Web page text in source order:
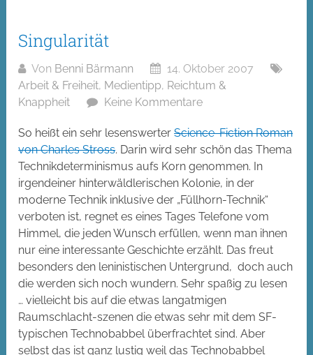
Singularität
Von Benni Bärmann
14. Oktober 2007
Arbeit & Freiheit, Medientipp, Reichtum &
Knappheit
Keine Kommentare
So heißt ein sehr lesenswerterScience-Fiction Roman
von Charles Stross. Darin wird sehr schön das Thema
Technikdeterminismus aufs Korn genommen. In
irgendeiner hinterwäldlerischen Kolonie, in der
moderne Technik inklusive der „Füllhorn-Technik“
verboten ist, regnet es eines Tages Telefone vom
Himmel, die jeden Wunsch erfüllen, wenn man ihnen
nur eine interessante Geschichte erzählt. Das freut
besonders den leninistischen Untergrund, doch auch
die werden sich noch wundern. Sehr spaßig zu lesen
… vielleicht bis auf die etwas langatmigen
Raumschlacht-szenen die etwas sehr mit dem SF-
typischen Technobabbel überfrachtet sind. Aber
selbst das ist ganz lustig weil das Technobabbel